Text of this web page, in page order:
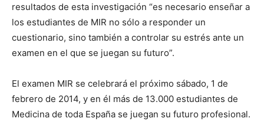
resultados de esta investigación “es necesario enseñar a
los estudiantes de MIR no sólo a responder un
cuestionario, sino también a controlar su estrés ante un
examen en el que se juegan su futuro”.
El examen MIR se celebrará el próximo sábado, 1 de
febrero de 2014, y en él más de 13.000 estudiantes de
Medicina de toda España se juegan su futuro profesional.